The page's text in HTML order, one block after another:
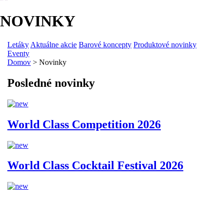
NOVINKY
Letáky Aktuálne akcie Barové koncepty Produktové novinky
Eventy
Domov > Novinky
Posledné novinky
World Class Competition 2026
World Class Cocktail Festival 2026